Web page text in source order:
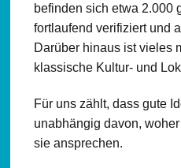
befinden sich etwa 2.000
fortlaufend verifiziert und
Darüber hinaus ist vieles
klassische Kultur- und
Für uns zählt, dass gute
unabhängig davon,
sie ansprechen.